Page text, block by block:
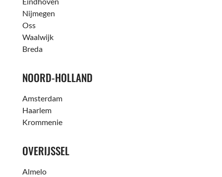
Nijmegen
Oss
Waalwijk
Breda
NOORD-HOLLAND
Amsterdam
Haarlem
Krommenie
OVERIJSSEL
Almelo